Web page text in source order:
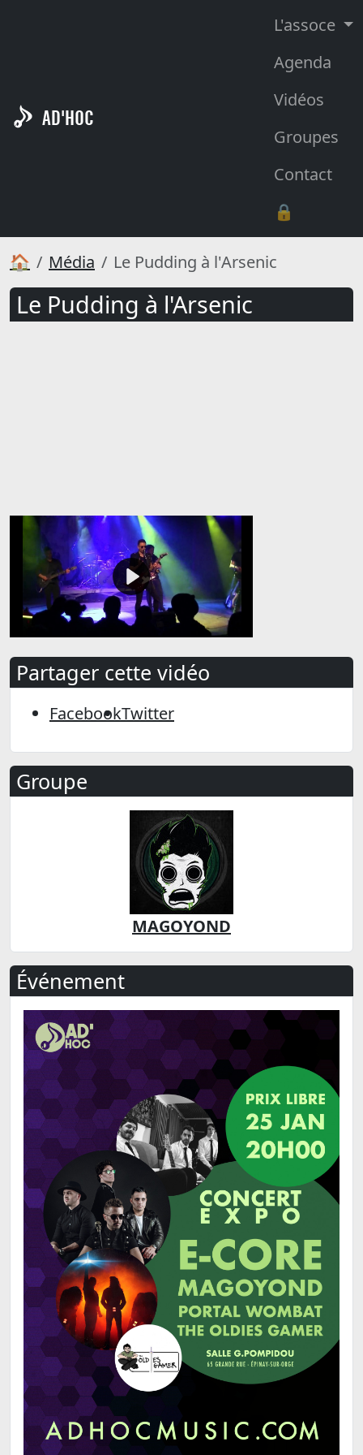
AD'HOC
L'assoce
Agenda
Vidéos
Groupes
Contact
🔒
🏠 Média Le Pudding à l'Arsenic
Le Pudding à l'Arsenic
Partager cette vidéo
FacebookTwitter
Groupe
MAGOYOND
Événement